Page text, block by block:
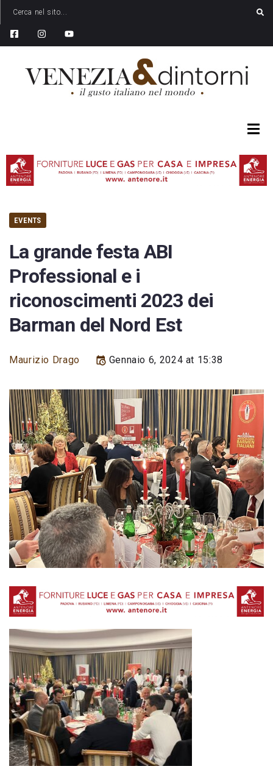
EVENTS
La grande festa ABI
Professional e i
riconoscimenti 2023 dei
Barman del Nord Est
Maurizio Drago Gennaio 6, 2024 at 15:38